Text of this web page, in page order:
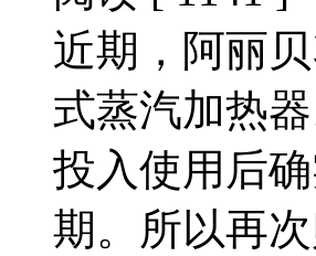
近期，阿丽
式蒸汽加热
投入使用后
期。所以再